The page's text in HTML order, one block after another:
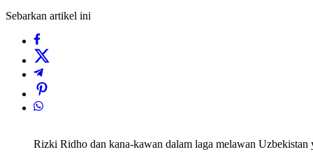
Sebarkan artikel ini
Rizki Ridho dan kana-kawan dalam laga melawan